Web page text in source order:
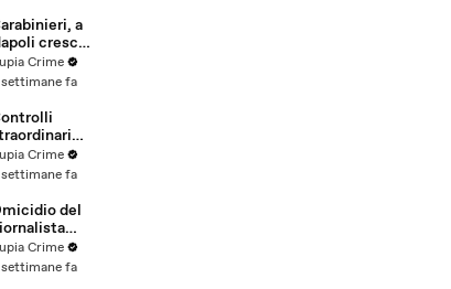
a
cresce
"flotta
nuove
e
sulle
Crime
fa
Polizia a
e
29
e
7mila
Crime
fa
del
Crime
fa